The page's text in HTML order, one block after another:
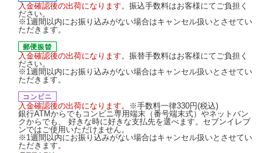
入金確認後の出荷になります。 振込手数料はお客様にてご負担く
ださい。
※1週間以内にお振り込みがない場合はキャンセル扱いとさせてい
ただきます。
入金確認後の出荷になります。 振替手数料はお客様にてご負担く
ださい。
※1週間以内にお振り込みがない場合はキャンセル扱いとさせてい
ただきます。
入金確認後の出荷になります。
※手数料一律330円(税込)
銀行ATMからでもコンビニ専用端末（番号端末式）やネットバン
クからでも、 好きな時に好きな支払先を選べます。セブンイレブ
ンではご使用いただけません。
※1週間以内にお振り込みがない場合はキャンセル扱いとさせてい
ただきます。